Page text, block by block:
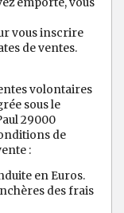
vous inscrire
de ventes.
volontaires
sous le
29000
de
:
en Euros.
des frais